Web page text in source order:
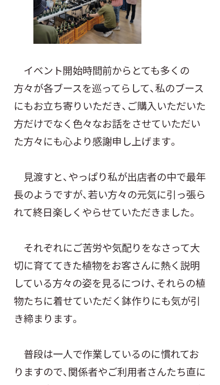
イベント開始時間前からとても多くの
方々が各ブースを巡ってらして、私のブース
にもお立ち寄りいただき、ご購入いただいた
方だけでなく色々なお話をさせていただい
た方々にも心より感謝申し上げます。
見渡すと、やっぱり私が出店者の中で最年
長のようですが、若い方々の元気に引っ張ら
れて終日楽しくやらせていただきました。
それぞれにご苦労や気配りをなさって大
切に育ててきた植物をお客さんに熱く説明
している方々の姿を見るにつけ、それらの植
物たちに着せていただく鉢作りにも気が引
き締まります。
普段は一人で作業しているのに慣れてお
りますので、関係者やご利用者さんたち直に